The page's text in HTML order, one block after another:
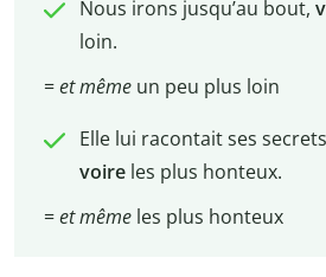
Nous irons jusqu’au bout,
loin.
=et mêmeun peu plus loin
Elle lui racontait ses
voire les plus honteux.
=et mêmeles plus honteux